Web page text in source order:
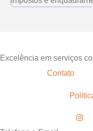
Excelência em serviços
Contato